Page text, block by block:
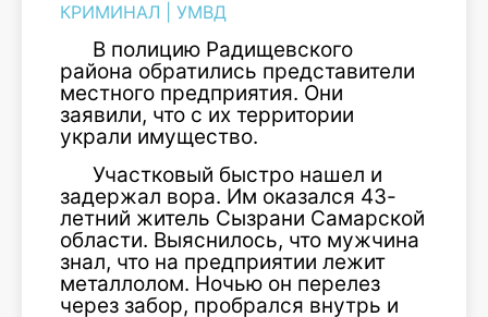
КРИМИНАЛ УМВД
В полицию Радищевского
района обратились представители
местного предприятия. Они
заявили, что с их территории
украли имущество.
Участковый быстро нашел и
задержал вора. Им оказался 43-
летний житель Сызрани Самарской
области. Выяснилось, что мужчина
знал, что на предприятии лежит
металлолом. Ночью он перелез
через забор, пробрался внутрь и